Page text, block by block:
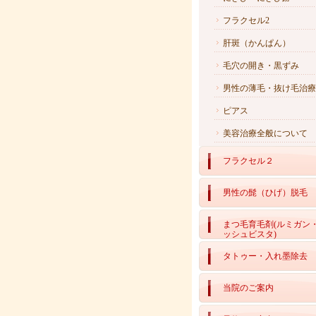
フラクセル2
肝斑（かんぱん）
毛穴の開き・黒ずみ
男性の薄毛・抜け毛治療
ピアス
美容治療全般について
フラクセル２
男性の髭（ひげ）脱毛
まつ毛育毛剤(ルミガン
ッシュビスタ)
タトゥー・入れ墨除去
当院のご案内